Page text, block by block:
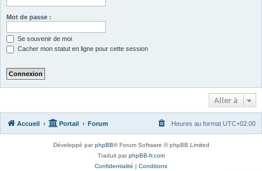
Mot de passe :
Se souvenir de moi
Cacher mon statut en ligne pour cette session
Aller à
Accueil Portail Forum Heures au format UTC+02:00
Développé parphpBB® Forum Software © phpBB Limited
Traduit parphpBB-fr.com
Confidentialité | Conditions